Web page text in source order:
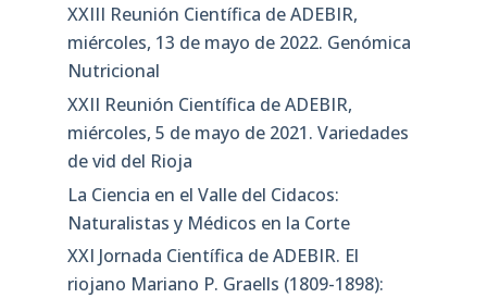
XXIII Reunión Científica de ADEBIR,
miércoles, 13 de mayo de 2022. Genómica
Nutricional
XXII Reunión Científica de ADEBIR,
miércoles, 5 de mayo de 2021. Variedades
de vid del Rioja
La Ciencia en el Valle del Cidacos:
Naturalistas y Médicos en la Corte
XXI Jornada Científica de ADEBIR. El
riojano Mariano P. Graells (1809-1898):